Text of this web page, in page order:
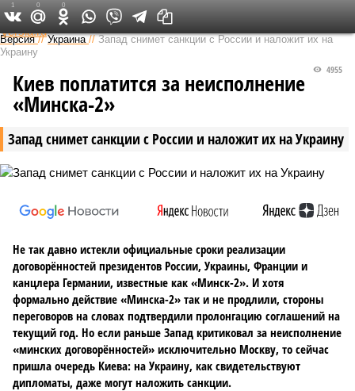
Федеральный выпуск
Версия //Украина //Запад снимет санкции с России и наложит их на
Украину
Запад снимет санкции с России и наложит их на Украину
4955
Киев поплатится за неисполнение
«Минска-2»
Не так давно истекли официальные сроки реализации
договорённостей президентов России, Украины, Франции и
канцлера Германии, известные как «Минск-2». И хотя
формально действие «Минска-2» так и не продлили, стороны
переговоров на словах подтвердили пролонгацию соглашений на
текущий год. Но если раньше Запад критиковал за неисполнение
«минских договорённостей» исключительно Москву, то сейчас
пришла очередь Киева: на Украину, как свидетельствуют
дипломаты, даже могут наложить санкции.
1 0 0